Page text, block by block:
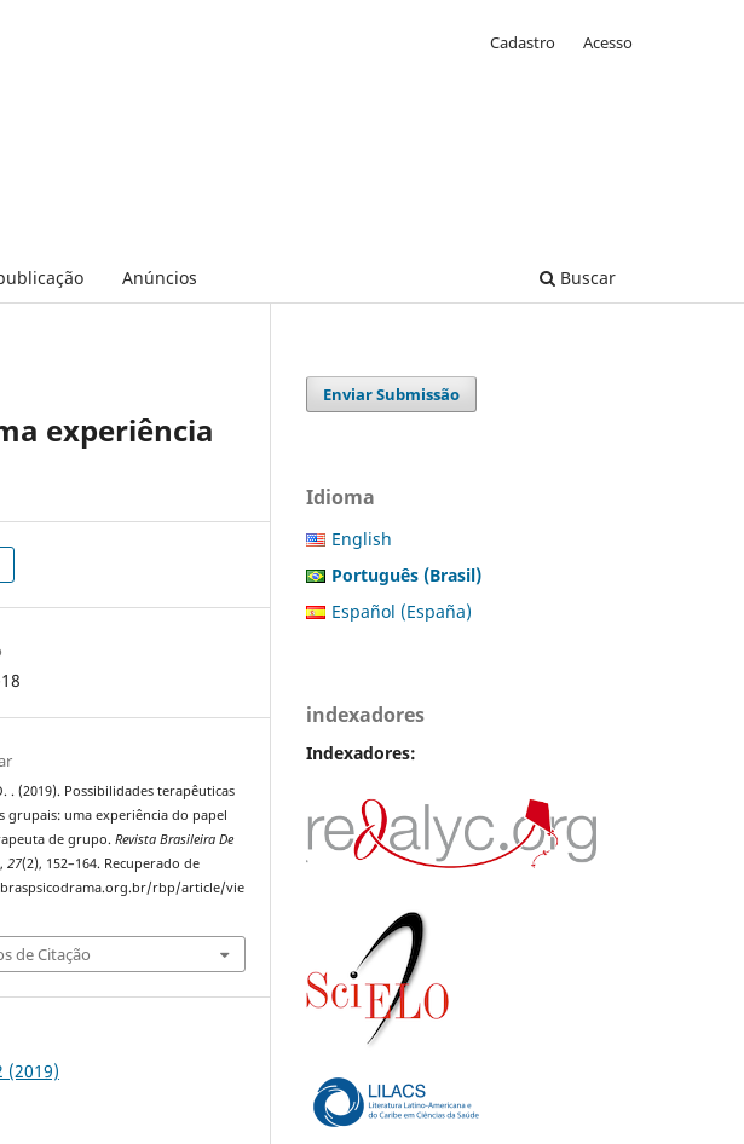
Anúncios Buscar
Cadastro Acesso
experiência
. (2019). Possibilidades terapêuticas
grupais: uma experiência do papel
de grupo.Revista Brasileira De
,27(2), 152–164. Recuperado de
rbp/article/vie
de Citação
(2019)
Enviar Submissão
Idioma
English
Português (Brasil)
Español (España)
indexadores
Indexadores: